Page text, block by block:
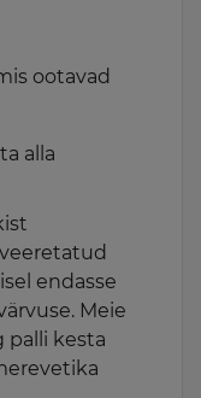
ootavad
alla
endasse
Meie
palli kesta